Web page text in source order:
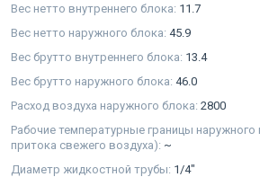
Вес нетто внутреннего блока: 11.7
Вес нетто наружного блока: 45.9
Вес брутто внутреннего блока: 13.4
Вес брутто наружного блока: 46.0
Расход воздуха наружного блока: 2800
Рабочие температурные границы наружного
притока свежего воздуха): ~
Диаметр жидкостной трубы: 1/4"